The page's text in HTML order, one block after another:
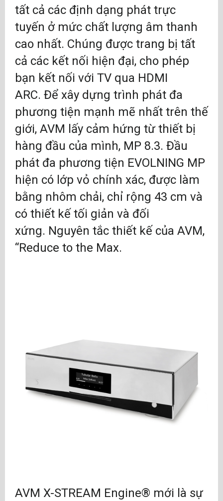
cảm biến điểm tiếp xúc và cảm biến tiệm cận
Các chức năng menu mở rộng (đặt tên đầu
vào riêng lẻ, v.v.)
Các biến thể vỏ: Nhôm bạc, đen bóng, hoặc
như phiên bản CELLINI với mặt trước mạ crôm
(phụ phí)
Kích hoạt vào, ra. Cảm biến hồng ngoại, kích
hoạt 2x
Tiêu thụ dự phòng tối thiểu
Thiết kế nhỏ gọn: rộng 43cm, sâu 33cm, cao
12cm
tất cả các định dạng phát trực
tuyến ở mức chất lượng âm thanh
cao nhất. Chúng được trang bị tất
cả các kết nối hiện đại, cho phép
bạn kết nối với TV qua HDMI
ARC. Để xây dựng trình phát đa
phương tiện mạnh mẽ nhất trên thế
giới, AVM lấy cảm hứng từ thiết bị
hàng đầu của mình, MP 8.3. Đầu
phát đa phương tiện EVOLNING MP
hiện có lớp vỏ chính xác, được làm
bằng nhôm chải, chỉ rộng 43 cm và
có thiết kế tối giản và đối
xứng. Nguyên tắc thiết kế của AVM,
“Reduce to the Max.
AVM X-STREAM Engine® mới là sự